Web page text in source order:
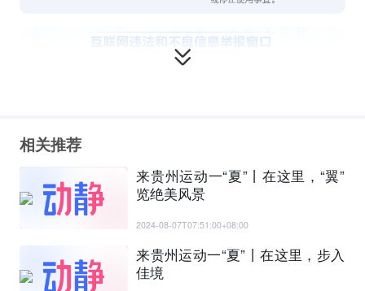
相关推荐
来贵州运动一“夏”丨在这里，“翼”
览绝美风景
2024-08-07T07:51:00+08:00
来贵州运动一“夏”丨在这里，步入
佳境